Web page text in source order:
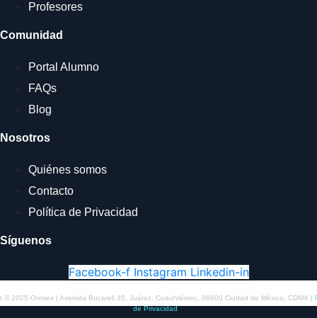
Profesores
Comunidad
Portal Alumno
FAQs
Blog
Nosotros
Quiénes somos
Contacto
Política de Privacidad
Síguenos
Facebook-f Instagram Linkedin-in
© 2025 Onmex | Avenida Bucareli 35, Juárez, Cuauhtémoc, 06600 Ciudad de México, CDMX |
de Privacidad